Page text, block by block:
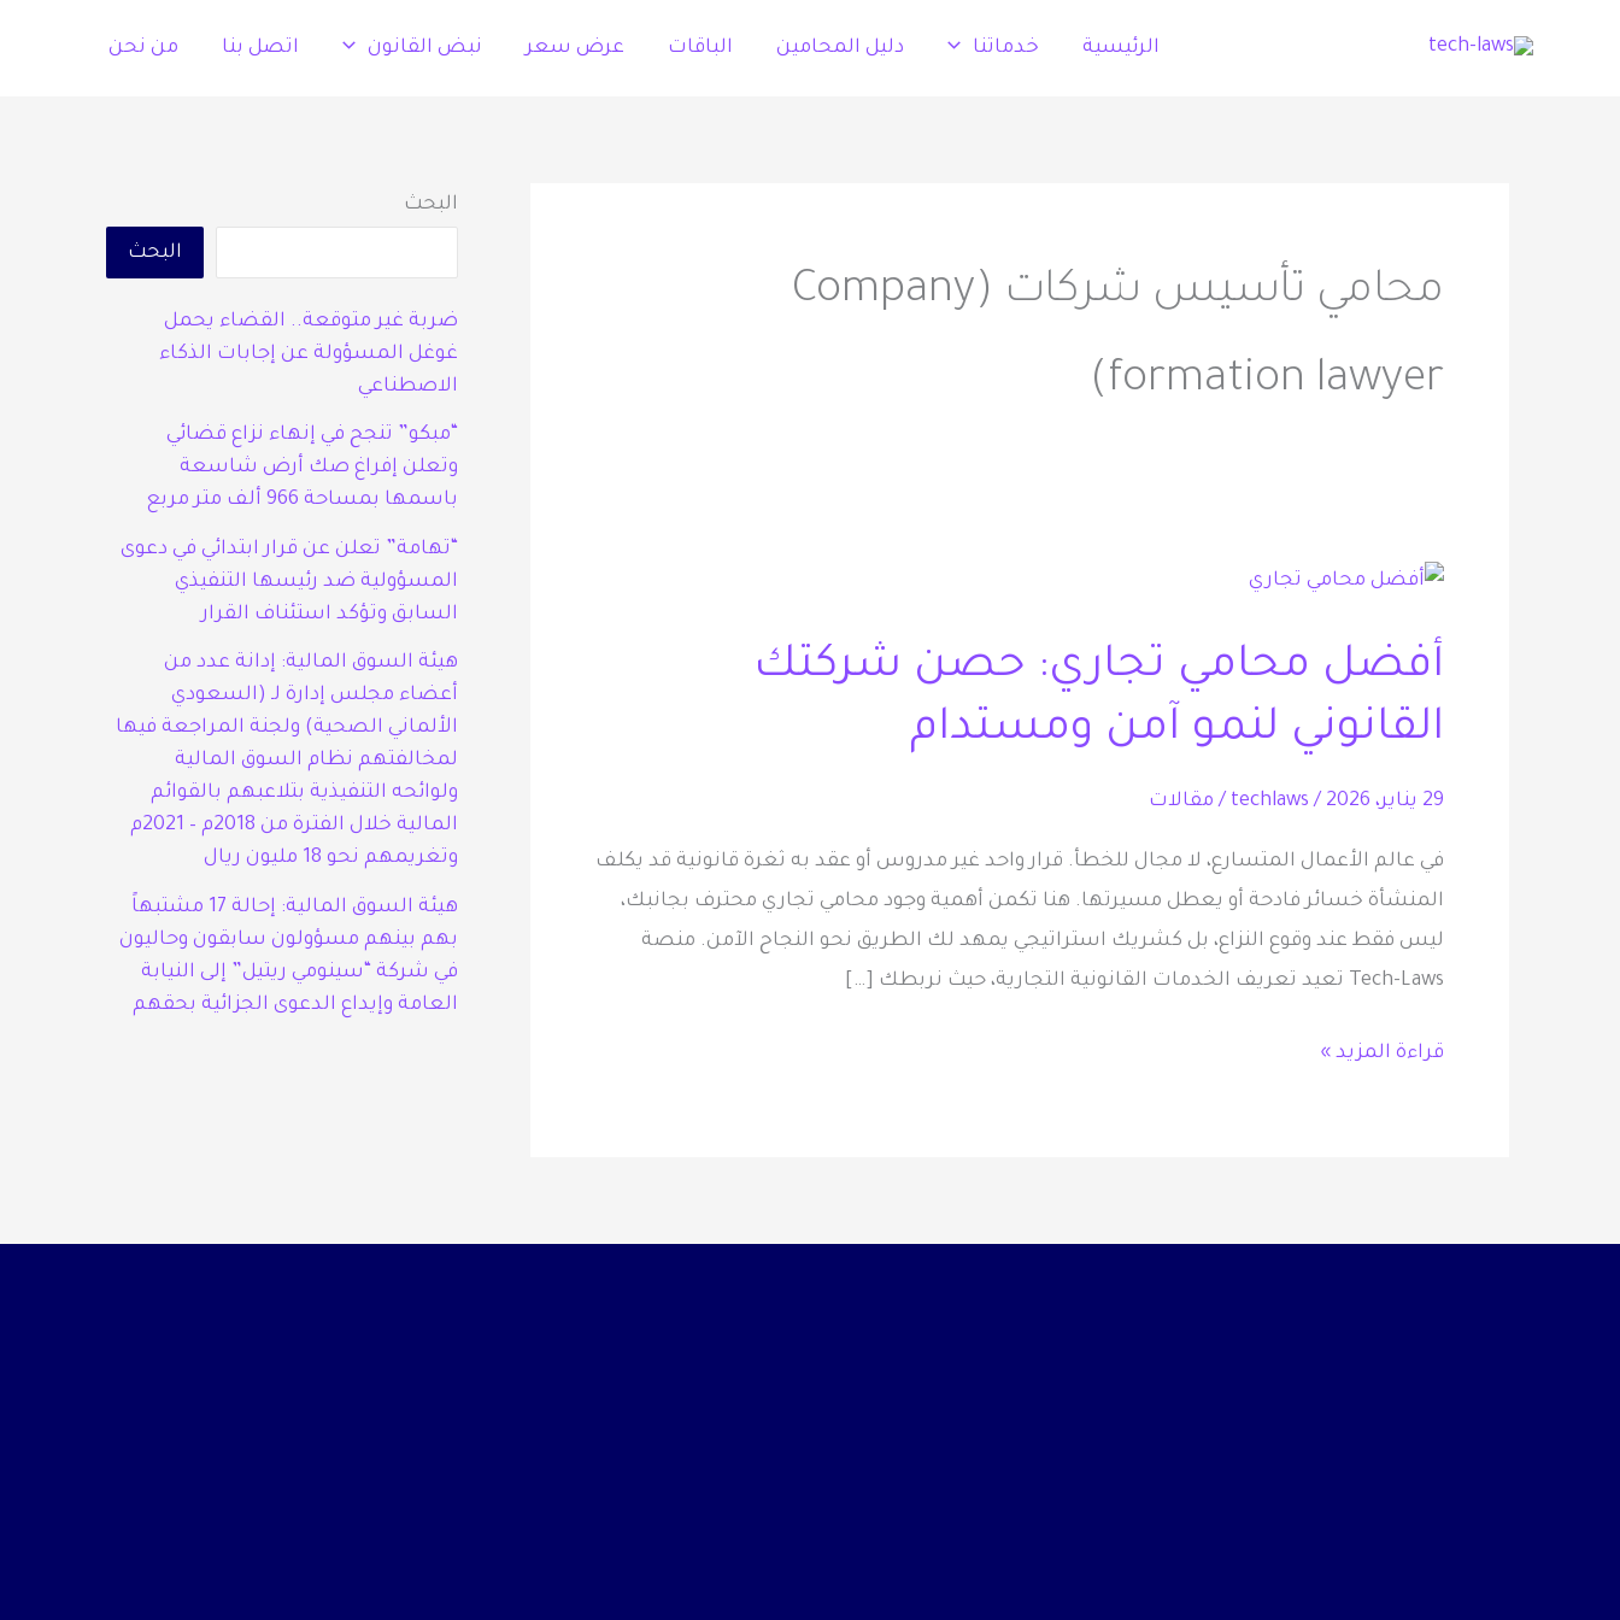
الرئيسية خدماتنا دليل المحامين الباقات عرض سعر نبض القانون اتصل بنا من نحن
محامي تأسيس شركات (Company
formation lawyer)
أفضل محامي تجاري: حصن شركتك
القانوني لنمو آمن ومستدام
29 يناير، 2026 /
techlaws
/ مقالات
في عالم الأعمال المتسارع، لا مجال للخطأ. قرار واحد غير مدروس أو عقد به ثغرة قانونية قد يكلف
المنشأة خسائر فادحة أو يعطل مسيرتها. هنا تكمن أهمية وجود محامي تجاري محترف بجانبك،
ليس فقط عند وقوع النزاع، بل كشريك استراتيجي يمهد لك الطريق نحو النجاح الآمن. منصة
Tech-Laws تعيد تعريف الخدمات القانونية التجارية، حيث نربطك […]
أفضل
تجاري:
شركتك
آمن
ومستدام
قراءة المزيد »
البحث
البحث
ضربة غير متوقعة.. القضاء يحمل
غوغل المسؤولة عن إجابات الذكاء
الاصطناعي
“مبكو” تنجح في إنهاء نزاع قضائي
وتعلن إفراغ صك أرض شاسعة
باسمها بمساحة 966 ألف متر مربع
“تهامة” تعلن عن قرار ابتدائي في دعوى
المسؤولية ضد رئيسها التنفيذي
السابق وتؤكد استئناف القرار
هيئة السوق المالية: إدانة عدد من
أعضاء مجلس إدارة لـ (السعودي
الألماني الصحية) ولجنة المراجعة فيها
لمخالفتهم نظام السوق المالية
ولوائحه التنفيذية بتلاعبهم بالقوائم
المالية خلال الفترة من 2018م – 2021م
وتغريمهم نحو 18 مليون ريال
هيئة السوق المالية: إحالة 17 مشتبهاً
بهم بينهم مسؤولون سابقون وحاليون
في شركة “سينومي ريتيل” إلى النيابة
العامة وإيداع الدعوى الجزائية بحقهم